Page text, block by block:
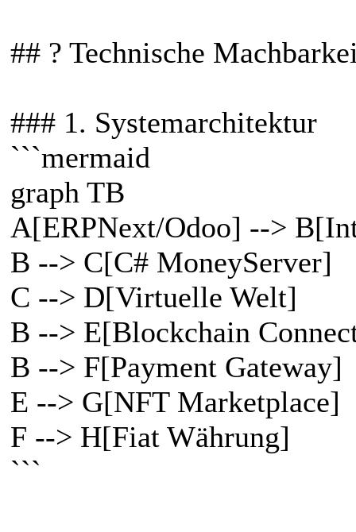
## ? Technische
### 1. Systemarchitektur
```mermaid
graph TB
A[ERPNext/Odoo] -->
B --> C[C# MoneyServer]
C --> D[Virtuelle Welt]
B --> E[Blockchain
B --> F[Payment Gateway]
E --> G[NFT Marketplace]
F --> H[Fiat Währung]
```